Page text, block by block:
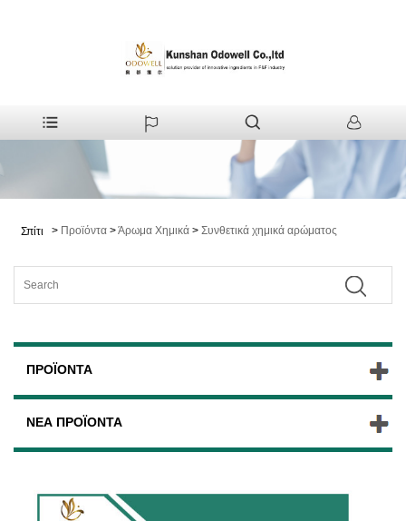
Σπίτι > Προϊόντα >Άρωμα Χημικά > Συνθετικά χημικά αρώματος
ΠΡΟΪΌΝΤΑ
ΝΈΑ ΠΡΟΪΌΝΤΑ